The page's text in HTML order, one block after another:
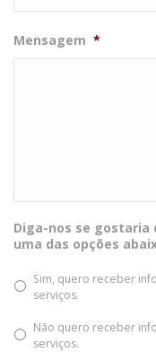
Mensagem *
Diga-nos se gostaria
uma das opções
Sim, quero receber
serviços.
Não quero receber
serviços.